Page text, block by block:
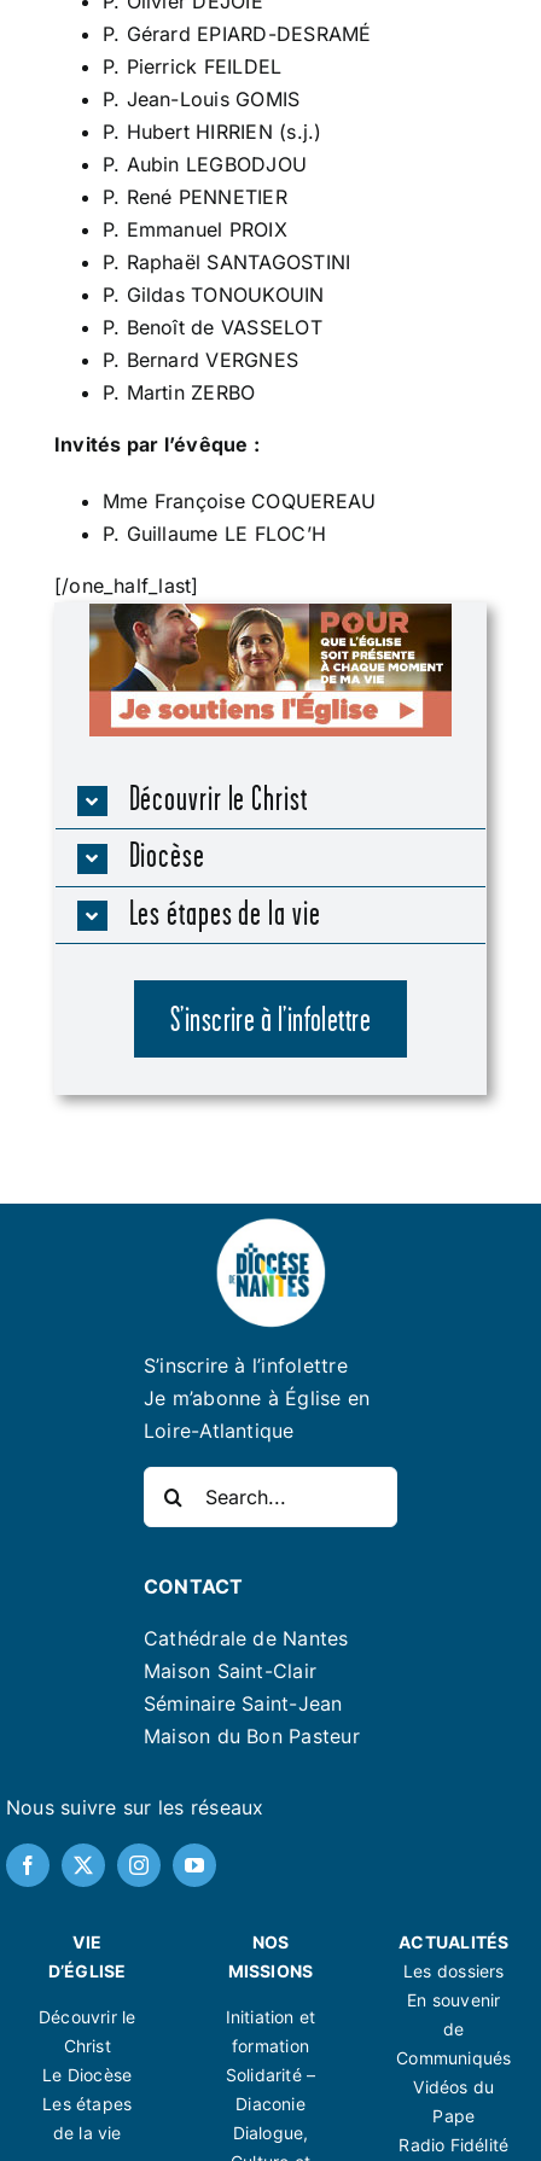
P. Gérard EPIARD-DESRAMÉ
P. Pierrick FEILDEL
P. Jean-Louis GOMIS
P. Hubert HIRRIEN (s.j.)
P. Aubin LEGBODJOU
P. René PENNETIER
P. Emmanuel PROIX
P. Raphaël SANTAGOSTINI
P. Gildas TONOUKOUIN
P. Benoît de VASSELOT
P. Bernard VERGNES
P. Martin ZERBO
Invités par l’évêque :
Mme Françoise COQUEREAU
P. Guillaume LE FLOC’H
[/one_half_last]
Découvrir le Christ
Diocèse
Les étapes de la vie
S’inscrire à l’infolettre
S’inscrire à l’infolettre
Je m’abonne à Église en
Loire-Atlantique
Nous suivre sur les réseaux
CONTACT
Cathédrale de Nantes
Maison Saint-Clair
Séminaire Saint-Jean
Maison du Bon Pasteur
VIE
D’ÉGLISE
Découvrir le
Christ
Le Diocèse
Les étapes
de la vie
NOS
MISSIONS
Initiation et
formation
Solidarité –
Diaconie
Dialogue,
ACTUALITÉS
Les dossiers
En souvenir
de
Communiqués
Vidéos du
Pape
Radio Fidélité